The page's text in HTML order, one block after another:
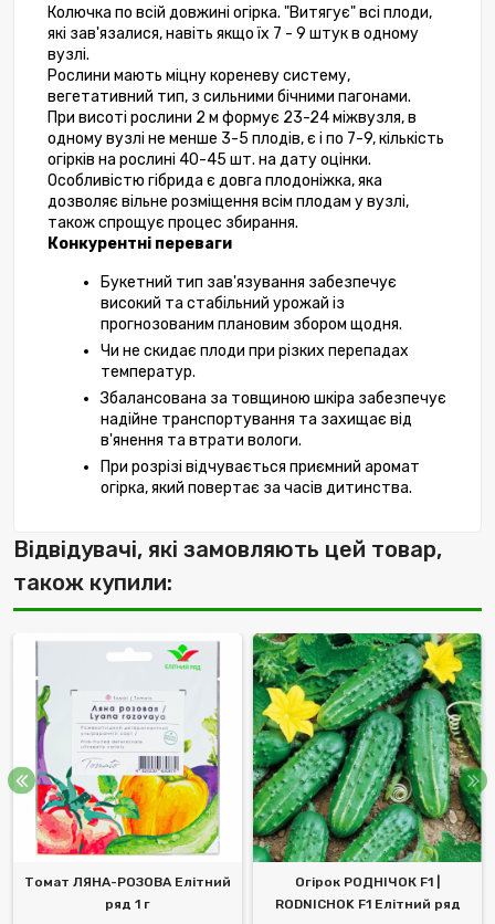
Колючка по всій довжині огірка. "Витягує" всі плоди,
які зав'язалися, навіть якщо їх 7 - 9 штук в одному
вузлі.
Рослини мають міцну кореневу систему,
вегетативний тип, з сильними бічними пагонами.
При висоті рослини 2 м формує 23-24 міжвузля, в
одному вузлі не менше 3-5 плодів, є і по 7-9, кількість
огірків на рослині 40-45 шт. на дату оцінки.
Особливістю гібрида є довга плодоніжка, яка
дозволяє вільне розміщення всім плодам у вузлі,
також спрощує процес збирання.
Конкурентні переваги
Букетний тип зав'язування забезпечує
високий та стабільний урожай із
прогнозованим плановим збором щодня.
Чи не скидає плоди при різких перепадах
температур.
Збалансована за товщиною шкіра забезпечує
надійне транспортування та захищає від
в'янення та втрати вологи.
При розрізі відчувається приємний аромат
огірка, який повертає за часів дитинства.
Відвідувачі, які замовляють цей товар,
також купили:
Томат ЛЯНА-РОЗОВА Елітний
ряд 1 г
Огірок РОДНІЧОК F1 |
RODNICHOK F1 Елітний ряд